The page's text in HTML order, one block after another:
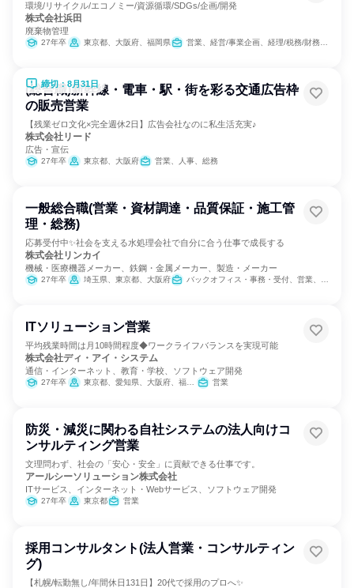
環境/リサイクル/エコノミー/資源循環/SDGs/企画/開発
株式会社浜田
廃棄物管理
27年卒 東京都、大阪府、福岡県 営業、経営/事業企画、経理/税務/財務、人事、総務、法務/知財、IT、広報/IR、建築/土木/プラント専門職
締切：8月31日
(総合職)新幹線・電車・駅・街を彩る交通広告枠
の販売営業
【残業ゼロ文化×完全週休2日】広告会社なのに私生活充実♪
株式会社リード
広告・宣伝
27年卒 東京都、大阪府 営業、人事、総務
一般総合職(営業・資材調達・品質保証・施工管
理・総務)
応募受付中✨社会を支える水処理会社で自分に合う仕事で成長する
株式会社リンカイ
機械・医療機器メーカー、鉄鋼・金属メーカー、製造・メーカー
27年卒 埼玉県、東京都、大阪府 バックオフィス・事務・受付、営業、SCM/生産管理/購買/物流、経理/税務/財務、人事、総務、建築/土木/プラント専門職、製造・生産工程
ITソリューション営業
平均残業時間は月10時間程度◆ワークライフバランスを実現可能
株式会社ディ・アイ・システム
通信・インターネット、教育・学校、ソフトウェア開発
27年卒 東京都、愛知県、大阪府、福岡県 営業
防災・減災に関わる自社システムの法人向けコ
ンサルティング営業
文理問わず、社会の「安心・安全」に貢献できる仕事です。
アールシーソリューション株式会社
ITサービス、インターネット・Webサービス、ソフトウェア開発
27年卒 東京都 営業
採用コンサルタント(法人営業・コンサルティン
グ)
【札幌/転勤無し/年間休日131日】20代で採用のプロへ✨